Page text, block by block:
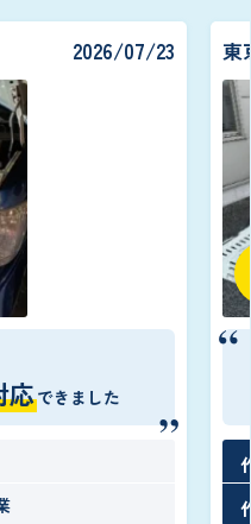
2026/07/23
応できました
東